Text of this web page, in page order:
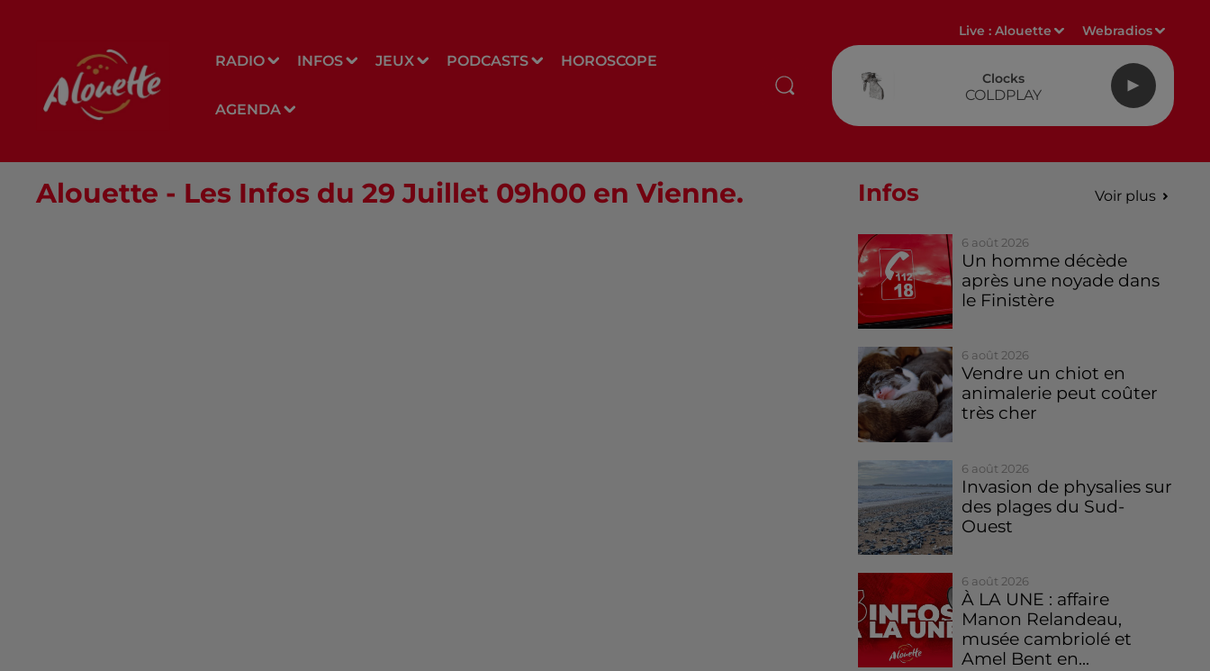
RADIO INFOS JEUX PODCASTS HOROSCOPE
AGENDA
Live :Alouette Webradios
Clocks
COLDPLAY
Alouette - Les Infos du 29 Juillet 09h00 en Vienne. Infos Voir plus
6 août 2026
Un homme décède
après une noyade dans
le Finistère
6 août 2026
Vendre un chiot en
animalerie peut coûter
très cher
6 août 2026
Invasion de physalies sur
des plages du Sud-
Ouest
6 août 2026
À LA UNE : affaire
Manon Relandeau,
musée cambriolé et
Amel Bent en...